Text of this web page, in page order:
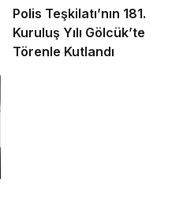
Polis Teşkilatı’nın 181.
Kuruluş Yılı Gölcük’te
Törenle Kutlandı